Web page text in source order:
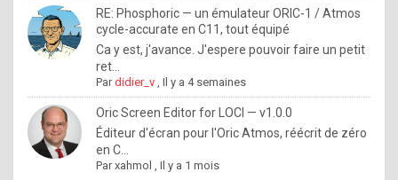
l
e
.
I
f
y
RE: Phosphoric — un émulateur ORIC-1 / Atmos
cycle-accurate en C11, tout équipé
Ca y est, j'avance. J'espere pouvoir faire un petit
ret...
Pardidier_v ,Il y a 4 semaines
Oric Screen Editor for LOCI — v1.0.0
Éditeur d'écran pour l'Oric Atmos, réécrit de zéro
en C...
Parxahmol ,Il y a 1 mois